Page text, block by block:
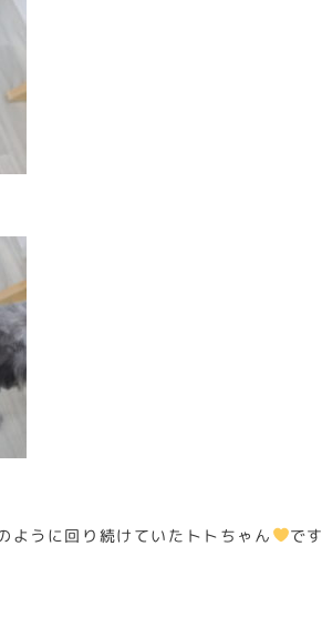
ように回り続けていたトトちゃん です